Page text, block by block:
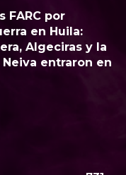
FARC por
en Huila:
Algeciras y la
entraron en